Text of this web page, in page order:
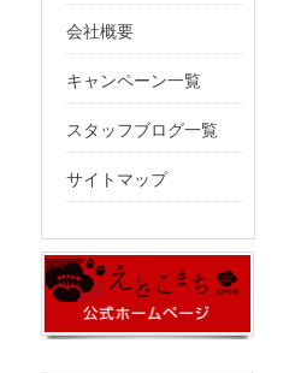
会社概要
キャンペーン一覧
スタッフブログ一覧
サイトマップ